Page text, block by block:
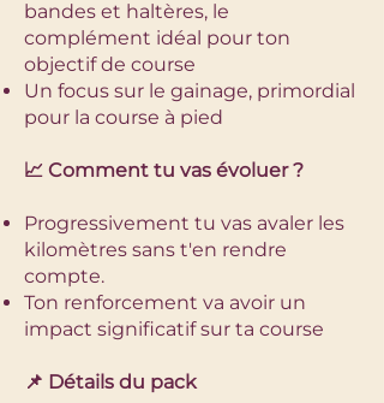
bandes et haltères, le
complément idéal pour ton
objectif de course
Un focus sur le gainage, primordial
pour la course à pied
📈 Comment tu vas évoluer ?
Progressivement tu vas avaler les
kilomètres sans t'en rendre
compte.
Ton renforcement va avoir un
impact significatif sur ta course
📌 Détails du pack